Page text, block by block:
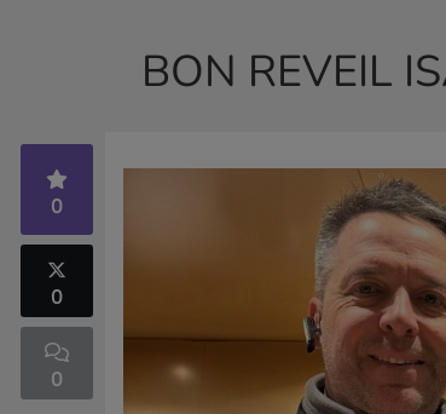
BON REVEIL
0
0
0